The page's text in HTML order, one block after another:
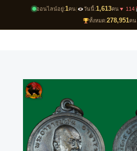
ออนไลน์อยู่:1คน| วันนี้:1,613คน▼ 114|
ทั้งหมด:278,951คน
content